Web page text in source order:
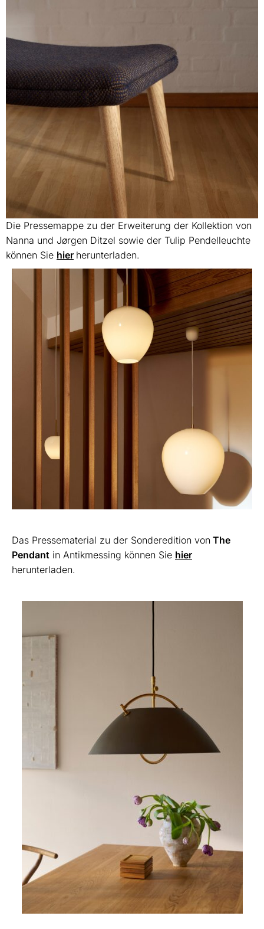
Die Pressemappe zu der Erweiterung der Kollektion von
Nanna und Jørgen Ditzel sowie der Tulip Pendelleuchte
können Sie hier herunterladen.
Das Pressematerial zu der Sonderedition von The
Pendant in Antikmessing können Sie hier
herunterladen.